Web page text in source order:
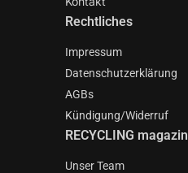
Rechtliches
Impressum
Datenschutzerklärung
AGBs
Kündigung/Widerruf
RECYCLING magazin
Unser Team